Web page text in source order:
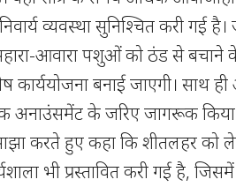
व्यवस्था सुनिश्चित करी गई
आवारा पशुओं को ठंड से बचाने
कार्ययोजना बनाई जाएगी। साथ
अनाउंसमेंट के जरिए जागरूक किया
करते हुए कहा कि शीतलहर को
भी प्रस्तावित करी गई है,